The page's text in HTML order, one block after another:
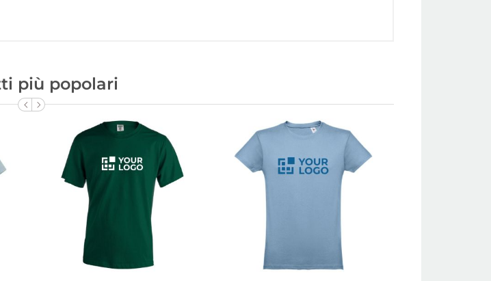
più popolari